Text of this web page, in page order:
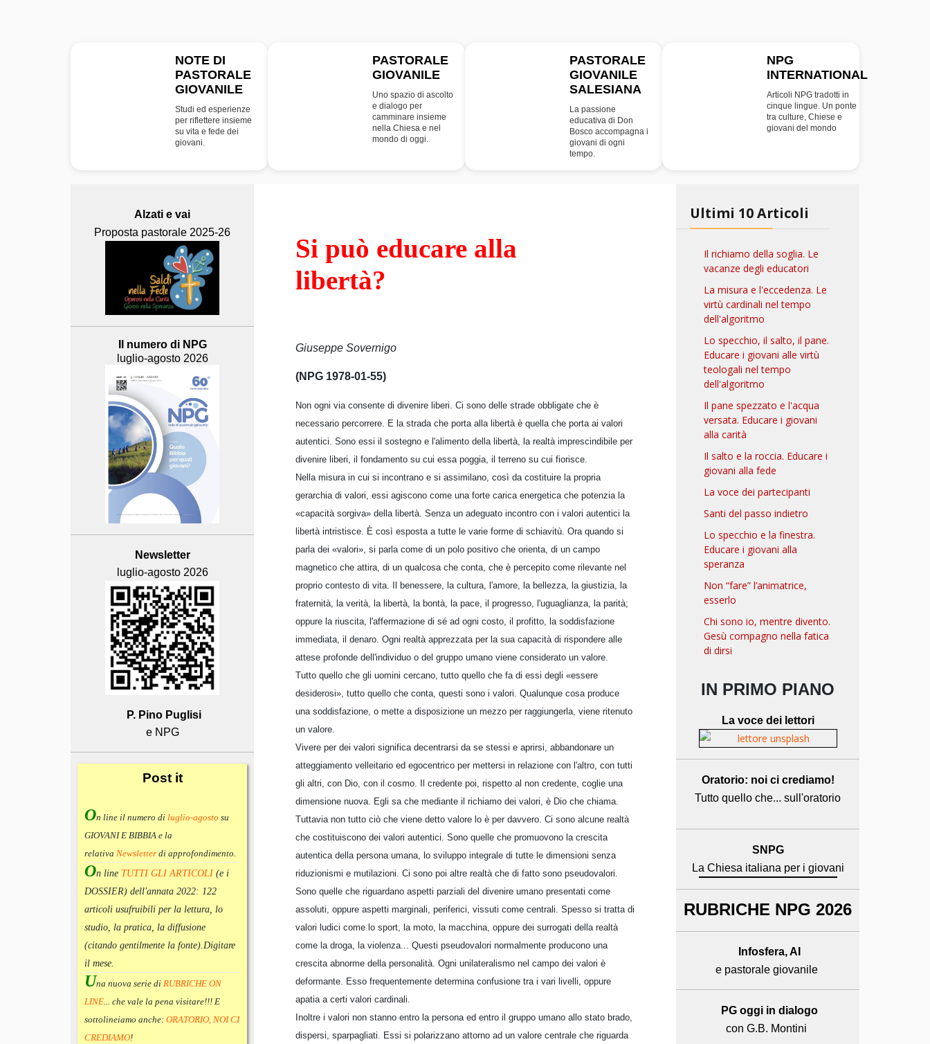
NOTE DI
PASTORALE
GIOVANILE
Studi ed esperienze
per riflettere insieme
su vita e fede dei
giovani.
PASTORALE
GIOVANILE
Uno spazio di ascolto
e dialogo per
camminare insieme
nella Chiesa e nel
mondo di oggi.
PASTORALE
GIOVANILE
SALESIANA
La passione
educativa di Don
Bosco accompagna i
giovani di ogni
tempo.
NPG
INTERNATIONAL
Articoli NPG tradotti in
cinque lingue. Un ponte
tra culture, Chiese e
giovani del mondo
Alzati e vai
Proposta pastorale 2025-26
Il numero di NPG
luglio-agosto 2026
Newsletter
luglio-agosto 2026
P. Pino Puglisi
e NPG
Postit
On line il numero di luglio-agosto su
GIOVANI E BIBBIA e la
relativa Newsletter di approfondimento.
On line TUTTI GLI ARTICOLI (e i
DOSSIER) dell'annata 2022: 122
articoli usufruibili per la lettura, lo
studio, la pratica, la diffusione
(citando gentilmente la fonte).Digitare
il mese.
Una nuova serie di RUBRICHE ON
LINE... che vale la pena visitare!!! E
sottolineiamo anche: ORATORIO, NOI CI
CREDIAMO!
Si può educare alla
libertà?
Giuseppe Sovernigo
(NPG 1978-01-55)
Non ogni via consente di divenire liberi. Ci sono delle strade obbligate che è
necessario percorrere. E la strada che porta alla libertà è quella che porta ai valori
autentici. Sono essi il sostegno e l'alimento della libertà, la realtà imprescindibile per
divenire liberi, il fondamento su cui essa poggia, il terreno su cui fiorisce.
Nella misura in cui si incontrano e si assimilano, così da costituire la propria
gerarchia di valori, essi agiscono come una forte carica energetica che potenzia la
«capacità sorgiva» della libertà. Senza un adeguato incontro con i valori autentici la
libertà intristisce. È così esposta a tutte le varie forme di schiavitù. Ora quando si
parla dei «valori», si parla come di un polo positivo che orienta, di un campo
magnetico che attira, di un qualcosa che conta, che è percepito come rilevante nel
proprio contesto di vita. Il benessere, la cultura, l'amore, la bellezza, la giustizia, la
fraternità, la verità, la libertà, la bontà, la pace, il progresso, l'uguaglianza, la parità;
oppure la riuscita, l'affermazione di sé ad ogni costo, il profitto, la soddisfazione
immediata, il denaro. Ogni realtà apprezzata per la sua capacità di rispondere alle
attese profonde dell'individuo o del gruppo umano viene considerato un valore.
Tutto quello che gli uomini cercano, tutto quello che fa di essi degli «essere
desiderosi», tutto quello che conta, questi sono i valori. Qualunque cosa produce
una soddisfazione, o mette a disposizione un mezzo per raggiungerla, viene ritenuto
un valore.
Vivere per dei valori significa decentrarsi da se stessi e aprirsi, abbandonare un
atteggiamento velleitario ed egocentrico per mettersi in relazione con l'altro, con tutti
gli altri, con Dio, con il cosmo. Il credente poi, rispetto al non credente, coglie una
dimensione nuova. Egli sa che mediante il richiamo dei valori, è Dio che chiama.
Tuttavia non tutto ciò che viene detto valore lo è per davvero. Ci sono alcune realtà
che costituiscono dei valori autentici. Sono quelle che promuovono la crescita
autentica della persona umana, lo sviluppo integrale di tutte le dimensioni senza
riduzionismi e mutilazioni. Ci sono poi altre realtà che di fatto sono pseudovalori.
Sono quelle che riguardano aspetti parziali del divenire umano presentati come
assoluti, oppure aspetti marginali, periferici, vissuti come centrali. Spesso si tratta di
valori ludici come lo sport, la moto, la macchina, oppure dei surrogati della realtà
come la droga, la violenza... Questi pseudovalori normalmente producono una
crescita abnorme della personalità. Ogni unilateralismo nel campo dei valori è
deformante. Esso frequentemente determina confusione tra i vari livelli, oppure
apatia a certi valori cardinali.
Inoltre i valori non stanno entro la persona ed entro il gruppo umano allo stato brado,
dispersi, sparpagliati. Essi si polarizzano attorno ad un valore centrale che riguarda
Ultimi 10 Articoli
Il richiamo della soglia. Le
vacanze degli educatori
La misura e l'eccedenza. Le
virtù cardinali nel tempo
dell'algoritmo
Lo specchio, il salto, il pane.
Educare i giovani alle virtù
teologali nel tempo
dell'algoritmo
Il pane spezzato e l'acqua
versata. Educare i giovani
alla carità
Il salto e la roccia. Educare i
giovani alla fede
La voce dei partecipanti
Santi del passo indietro
Lo specchio e la finestra.
Educare i giovani alla
speranza
Non “fare” l’animatrice,
esserlo
Chi sono io, mentre divento.
Gesù compagno nella fatica
di dirsi
IN PRIMO PIANO
La voce dei lettori
Oratorio: noi ci crediamo!
Tutto quello che... sull'oratorio
SNPG
La Chiesa italiana per i giovani
RUBRICHE NPG 2026
Infosfera, AI
e pastorale giovanile
PG oggi in dialogo
con G.B. Montini